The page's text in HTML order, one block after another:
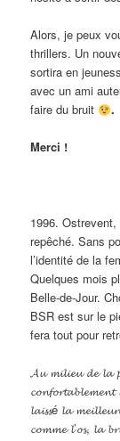
Alors, je peux
thrillers. Un
sortira en
avec un ami
faire du bruit
.
Merci !
1996.
repêché. Sans
l’identité de la
Quelques mois
Belle-de-Jour.
BSR est sur le
fera tout pour
𝓐𝓾 𝓶𝓲𝓵𝓲𝓮𝓾 𝓭𝓮 𝓵𝓪
𝓬𝓸𝓷𝓯𝓸𝓻𝓽𝓪𝓫𝓵𝓮𝓶𝓮𝓷𝓽
𝓵𝓪𝓲𝓼𝓼é 𝓵𝓪
𝓬𝓸𝓶𝓶𝓮 𝓵’𝓸𝓼, 𝓵𝓪